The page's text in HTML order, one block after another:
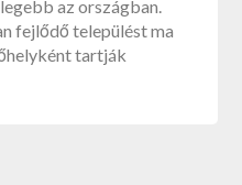
az országban.
fejlődő települést ma
tartják